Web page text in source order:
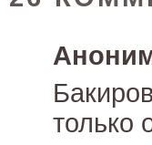
только